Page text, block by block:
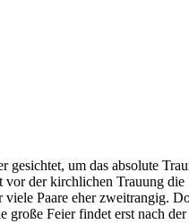
um das absolute
der kirchlichen Trauung
Paare eher zweitrangig.
Feier findet erst nach